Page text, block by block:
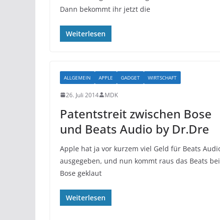
Dann bekommt ihr jetzt die
Weiterlesen
ALLGEMEIN APPLE GADGET WIRTSCHAFT
26. Juli 2014 MDK
Patentstreit zwischen Bose
und Beats Audio by Dr.Dre
Apple hat ja vor kurzem viel Geld für Beats
ausgegeben, und nun kommt raus das Beats bei
Bose geklaut
Weiterlesen